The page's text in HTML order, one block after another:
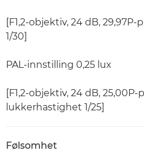
[F1,2-objektiv, 24 dB,
1/30]
PAL-innstilling 0,25 lux
[F1,2-objektiv, 24 dB, 25,00P-
lukkerhastighet 1/25]
Følsomhet